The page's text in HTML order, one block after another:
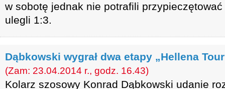
w sobotę jednak nie potrafili przypieczętować
ulegli 1:3.
Dąbkowski wygrał dwa etapy „Hellena
(Zam: 23.04.2014 r., godz. 16.43)
Kolarz szosowy Konrad Dąbkowski udanie